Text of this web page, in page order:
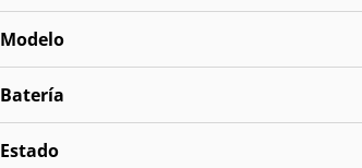
Modelo
Batería
Estado